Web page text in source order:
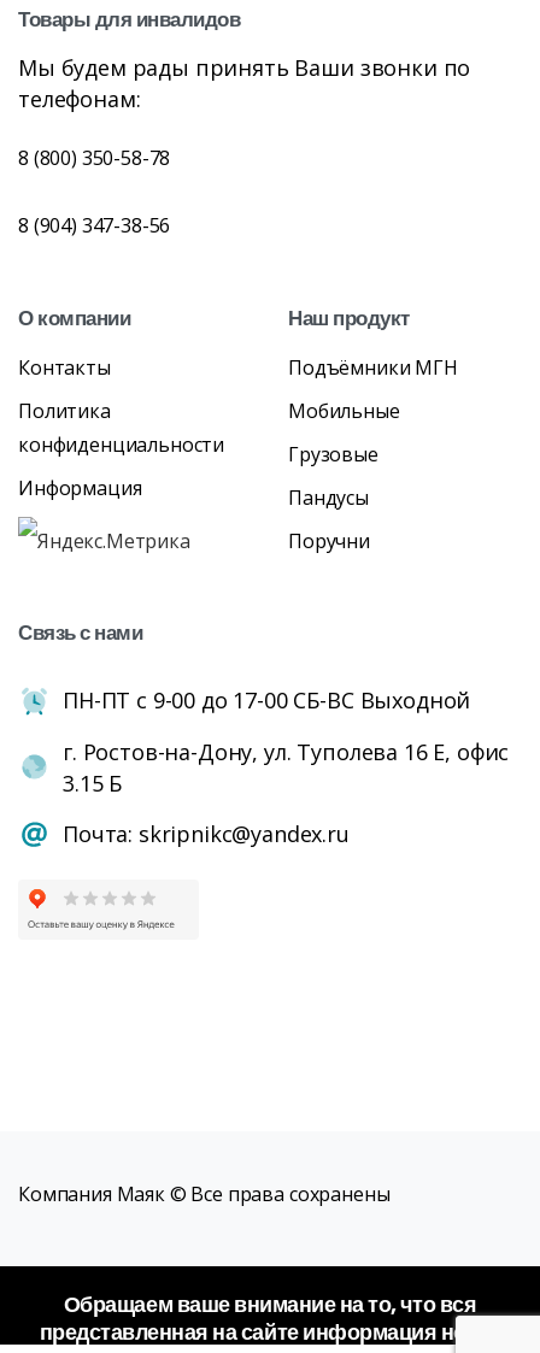
Товарыдля инвалидов
Мы будем рады принять Ваши звонки по
телефонам:
8 (800) 350-58-78
8 (904) 347-38-56
Окомпании
Контакты
Политика
конфиденциальности
Информация
Наш продукт
Подъёмники МГН
Мобильные
Грузовые
Пандусы
Поручни
Связьснами
ПН-ПТ с 9-00 до 17-00 СБ-ВС Выходной
г. Ростов-на-Дону, ул. Туполева 16 Е, офис
3.15 Б
Почта: skripnikc@yandex.ru
Компания Маяк © Все права сохранены
Обращаем ваше внимание на то, что вся
представленная на сайте информация носит